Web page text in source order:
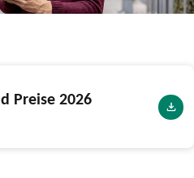
Preise 2026